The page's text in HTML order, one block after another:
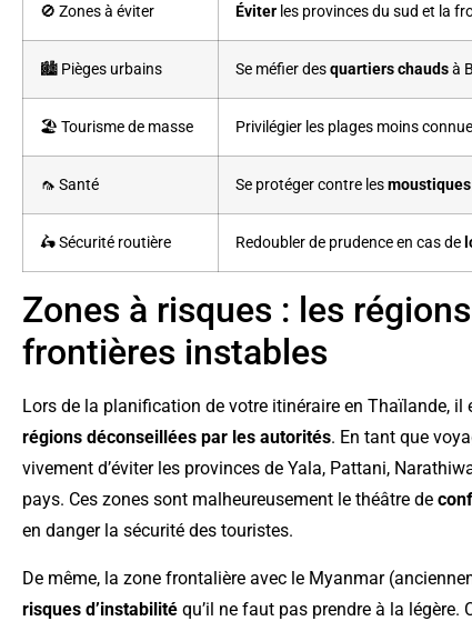
🚫 Zones à éviter Éviter les provinces du sud et la
🏙️ Pièges urbains Se méfier desquartiers chaudsà
🏖️ Tourisme de masse Privilégier les plages moins
🦟 Santé Se protéger contre lesmoustiques
🛵 Sécurité routière Redoubler de prudence en cas de
Zones à risques : les
frontières instables
Lors de la planification de votre itinéraire en Thaïlande, il
régions déconseillées par les autorités. En tant que
vivement d’éviter les provinces de Yala, Pattani,
pays. Ces zones sont malheureusement le théâtre de
en danger la sécurité des touristes.
De même, la zone frontalière avec le Myanmar
risques d’instabilité qu’il ne faut pas prendre à la